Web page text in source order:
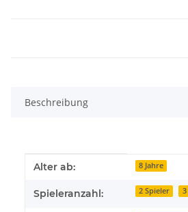
Beschreibung
Produkteigenschaft
Wert
Alter ab: 8 Jahre
Spieleranzahl: 2 Spieler